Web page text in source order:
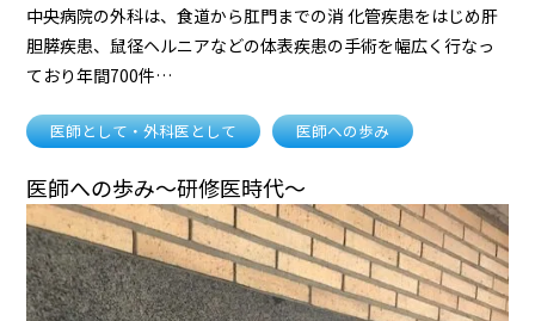
中央病院の外科は、食道から肛門までの消 化管疾患をはじめ肝
胆膵疾患、鼠径ヘルニアなどの体表疾患の手術を幅広く行なっ
ており年間700件…
医師として・外科医として 医師への歩み
医師への歩み～研修医時代～